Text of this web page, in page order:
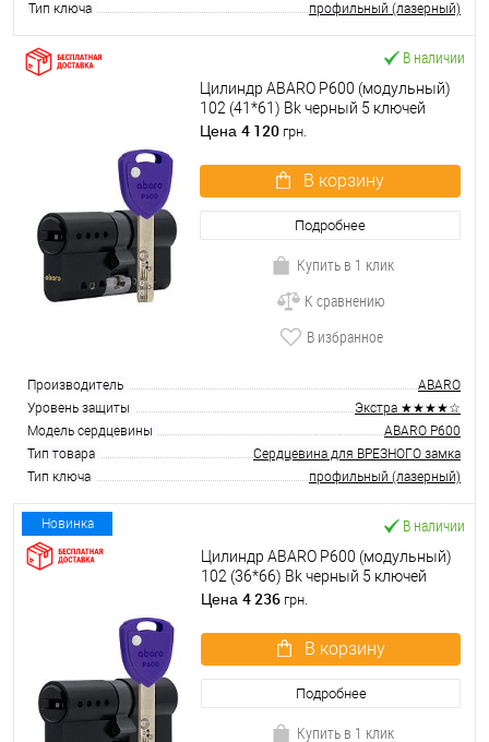
Тип ключа
профильный (лазерный)
В наличии
Цилиндр ABARO P600 (модульный)
102 (41*61) Bk черный 5 ключей
Цена 4 120 грн.
В корзину
Подробнее
Купить в 1 клик
К сравнению
В избранное
Производитель
ABARO
Уровень защиты
Экстра ★★★★☆
Модель сердцевины
ABARO P600
Тип товара
Сердцевина для ВРЕЗНОГО замка
Тип ключа
профильный (лазерный)
Новинка В наличии
Цилиндр ABARO P600 (модульный)
102 (36*66) Bk черный 5 ключей
Цена 4 236 грн.
В корзину
Подробнее
Купить в 1 клик